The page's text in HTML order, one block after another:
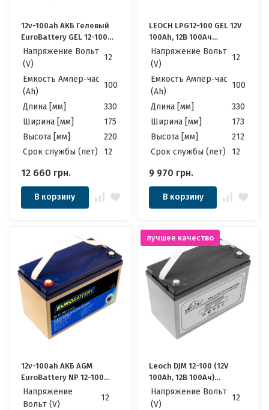
12v-100ah АКБ Гелевый
EuroBattery GEL 12-100
DZM (12в 100Аг)
Качественные идеально
ИБП, Панелей
Солнечных
Напряжение Вольт
(V)
12
Емкость Ампер-час
(Ah)
100
Длина [мм]
330
Ширина [мм]
175
Высота [мм]
220
Cрок службы (лет)
12
12 660 грн.
В корзину
LEOCH LPG12-100 GEL 12V
100Ah, 12В 100Ач
Качественные идеально
для Котла, Инвертора,
Солнечных
Напряжение Вольт
(V)
12
Емкость Ампер-час
(Ah)
100
Длина [мм]
330
Ширина [мм]
173
Высота [мм]
212
Cрок службы (лет)
12
9 970 грн.
В корзину
12v-100ah АКБ AGM
EuroBattery NP 12-100
DZM (12в 100Аг)
Качественные идеально
Напряжение
Вольт (V)
12
лучшее качество
Leoch DJM 12-100 (12V
100Ah, 12В 100Ач)
Качественные идеально
для Котла, Инвертора,
Напряжение Вольт
(V)
12